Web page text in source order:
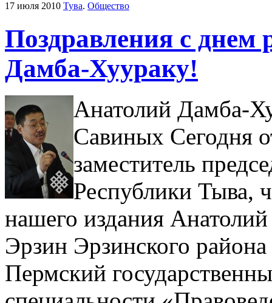
17 июля 2010 Тува. Общество
Поздравления с
Дамба-Хуураку!
Анатолий Дамба-
Савиных Сегодня
заместитель
Республики Тыва,
нашего издания
Эрзин Эрзинского
Пермский